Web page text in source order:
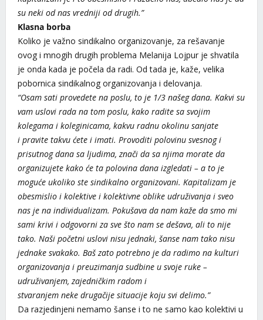
su neki od nas vredniji od drugih.”
Klasna borba
Koliko je važno sindikalno organizovanje, za rešavanje
ovog i mnogih drugih problema Melanija Lojpur je shvatila
je onda kada je počela da radi. Od tada je, kaže, velika
pobornica sindikalnog organizovanja i delovanja.
“Osam sati provedete na poslu, to je 1/3 našeg dana. Kakvi su
vam uslovi rada na tom poslu, kako radite sa svojim
kolegama i koleginicama, kakvu radnu okolinu sanjate
i pravite takvu ćete i imati. Provoditi polovinu svesnog i
prisutnog dana sa ljudima, znači da sa njima morate da
organizujete kako će ta polovina dana izgledati – a to je
moguće ukoliko ste sindikalno organizovani. Kapitalizam je
obesmislio i kolektive i kolektivne oblike udruživanja i sveo
nas je na individualizam. Pokušava da nam kaže da smo mi
sami krivi i odgovorni za sve što nam se dešava, ali to nije
tako. Naši početni uslovi nisu jednaki, šanse nam tako nisu
jednake svakako. Baš zato potrebno je da radimo na kulturi
organizovanja i preuzimanja sudbine u svoje ruke –
udruživanjem, zajedničkim radom i
stvaranjem neke drugačije situacije koju svi delimo.”
Da razjedinjeni nemamo šanse i to ne samo kao kolektivi u